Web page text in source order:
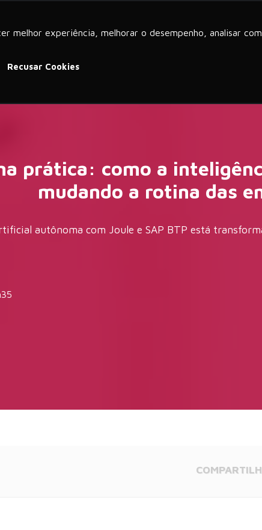
melhor experiência, melhorar o desempenho, analisar
Recusar Cookies
SAP
prática: como a
mudando a rotina das
autônoma com Joule e SAP BTP está